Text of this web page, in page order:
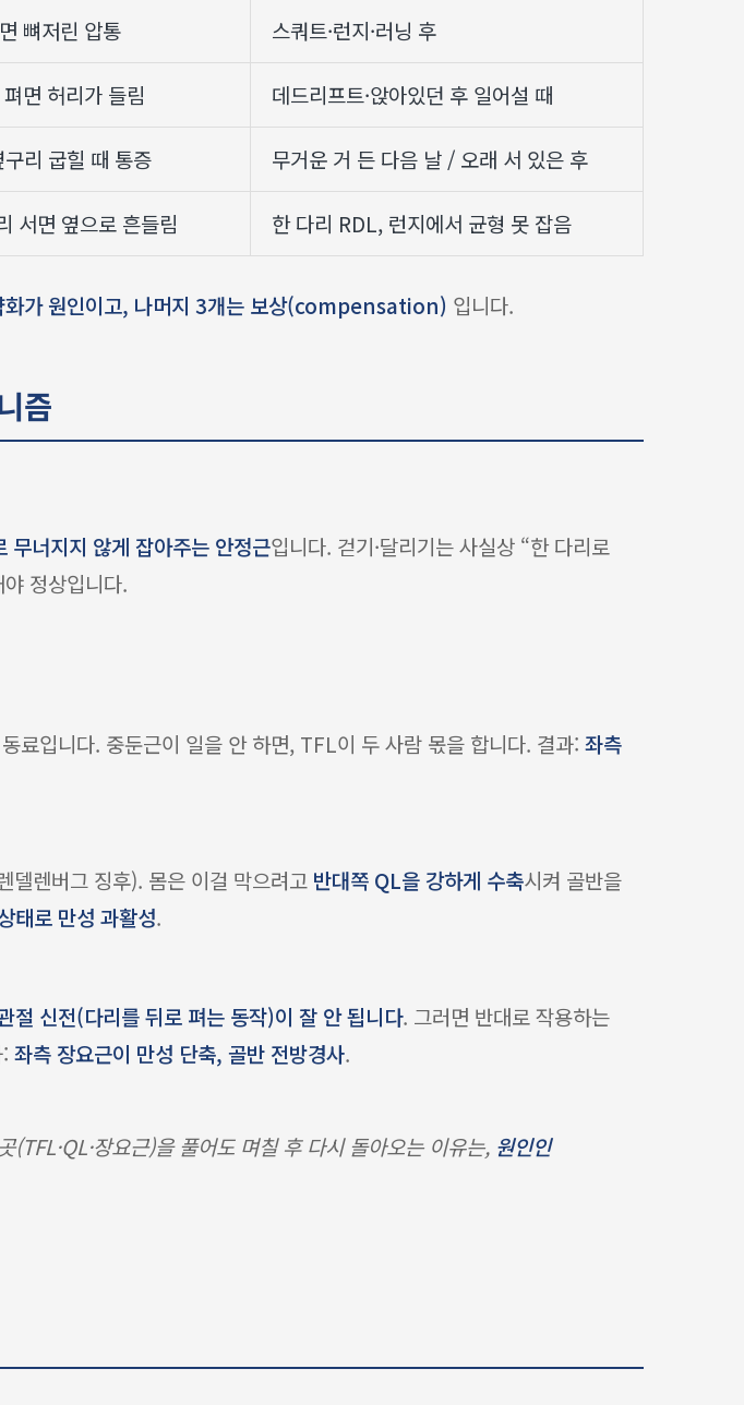
뼈저린 압통 스쿼트·런지·러닝 후
면 허리가 들림 데드리프트·앉아있던 후 일어설 때
리 굽힐 때 통증 무거운 거 든 다음 날 / 오래 서 있은 후
서면 옆으로 흔들림 한 다리 RDL, 런지에서 균형 못 잡음
화가 원인이고, 나머지 3개는 보상(compensation) 입니다.
즘
무너지지 않게 잡아주는 안정근입니다. 걷기·달리기는 사실상 “한 다리로
정상입니다.
료입니다. 중둔근이 일을 안 하면, TFL이 두 사람 몫을 합니다. 결과: 좌측
델렌버그 징후). 몸은 이걸 막으려고 반대쪽 QL을 강하게 수축시켜 골반을
태로 만성 과활성.
절 신전(다리를 뒤로 펴는 동작)이 잘 안 됩니다. 그러면 반대로 작용하는
좌측 장요근이 만성 단축, 골반 전방경사.
장요근)을 풀어도 며칠 후 다시 돌아오는 이유는, 원인인